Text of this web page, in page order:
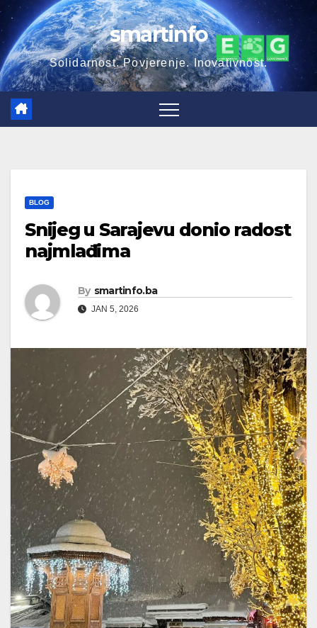
Skip
to
content
smartinfo
Solidarnost. Povjerenje. Inovativnost.
BLOG
Snijeg u Sarajevu donio radost
najmlađima
By smartinfo.ba
JAN 5, 2026